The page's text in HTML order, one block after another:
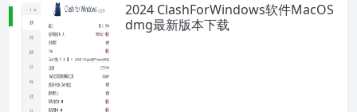
2024 ClashForWindows软件MacOS
dmg最新版本下载